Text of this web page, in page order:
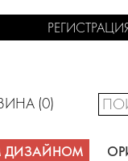
(0)
ДИЗАЙНОМ